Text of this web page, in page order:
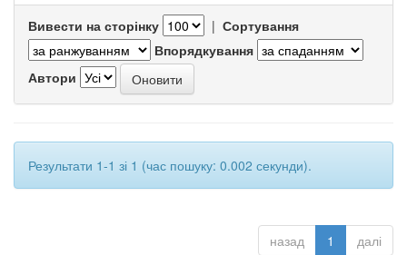
Вивести на сторінку | Сортування
Впорядкування
Автори
Результати 1-1 зі 1 (час пошуку: 0.002 секунди).
назад 1 далі